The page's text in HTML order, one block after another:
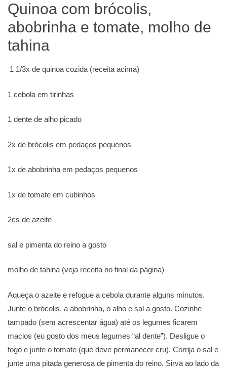
Quinoa com brócolis,
abobrinha e tomate, molho de
tahina
1 1/3x de quinoa cozida (receita acima)
1 cebola em tirinhas
1 dente de alho picado
2x de brócolis em pedaços pequenos
1x de abobrinha em pedaços pequenos
1x de tomate em cubinhos
2cs de azeite
sal e pimenta do reino a gosto
molho de tahina (veja receita no final da página)
Aqueça o azeite e refogue a cebola durante alguns minutos.
Junte o brócolis, a abobrinha, o alho e sal a gosto. Cozinhe
tampado (sem acrescentar água) até os legumes ficarem
macios (eu gosto dos meus legumes “al dente”). Desligue o
fogo e junte o tomate (que deve permanecer cru). Corrija o sal e
junte uma pitada generosa de pimenta do reino. Sirva ao lado da